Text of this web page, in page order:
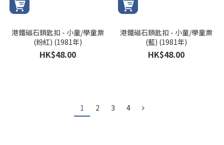
港鐵磁石鎖匙扣 - 小童/學童票
(粉紅) (1981年)
HK$48.00
港鐵磁石鎖匙扣 - 小童/學童票
(藍) (1981年)
HK$48.00
1 2 3 4